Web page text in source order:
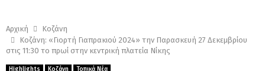
Αρχική
Κοζάνη
Κοζάνη: «Γιορτή Γιαπρακιού 2024» την Παρασκευή 27 Δεκεμβρίου
στις 11:30 το πρωί στην κεντρική πλατεία Νίκης
Highlights Κοζάνη Τοπικά Νέα